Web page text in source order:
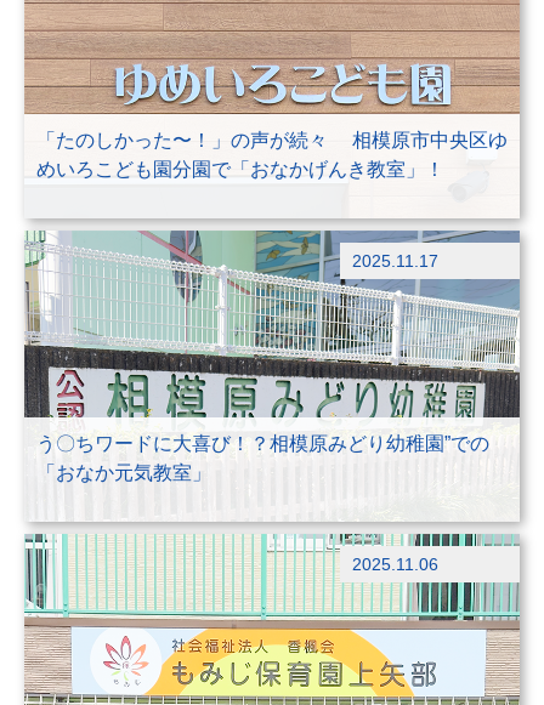
「たのしかった〜！」の声が続々 相模原市中央区ゆ
めいろこども園分園で「おなかげんき教室」！
ブログ
出前授業
2025.11.17
う〇ちワードに大喜び！？相模原みどり幼稚園”での
「おなか元気教室」
ブログ
出前授業
2025.11.06